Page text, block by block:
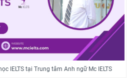
IELTS tại Trung tâm Anh ngữ Mc IELTS